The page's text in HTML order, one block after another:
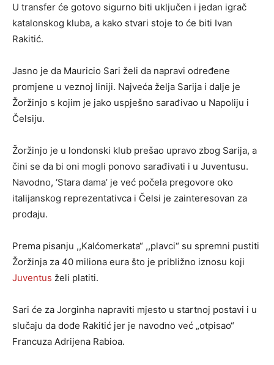
U transfer će gotovo sigurno biti uključen i jedan igrač
katalonskog kluba, a kako stvari stoje to će biti Ivan
Rakitić.
Jasno je da Mauricio Sari želi da napravi određene
promjene u veznoj liniji. Najveća želja Sarija i dalje je
Žoržinjo s kojim je jako uspješno sarađivao u Napoliju i
Čelsiju.
Žoržinjo je u londonski klub prešao upravo zbog Sarija, a
čini se da bi oni mogli ponovo sarađivati i u Juventusu.
Navodno, ‘Stara dama’ je već počela pregovore oko
italijanskog reprezentativca i Čelsi je zainteresovan za
prodaju.
Prema pisanju ,,Kalćomerkata“ ,,plavci“ su spremni pustiti
Žoržinja za 40 miliona eura što je približno iznosu koji
Juventus želi platiti.
Sari će za Jorginha napraviti mjesto u startnoj postavi i u
slučaju da dođe Rakitić jer je navodno već „otpisao“
Francuza Adrijena Rabioa.